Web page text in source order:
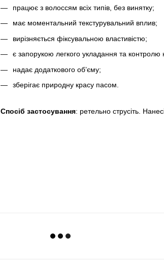
працює з волоссям всіх типів, без винятку;
має моментальний текстурувальний вплив;
вирізняється фіксувальною властивістю;
є запорукою легкого укладання та
надає додаткового об’єму;
зберігає природну красу пасом.
Спосіб застосування: ретельно струсіть.